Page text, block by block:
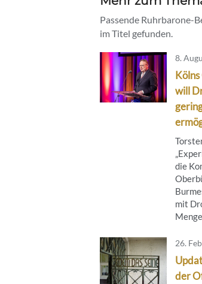
Passende Ruhrbarone-
im Titel gefunden.
8.
will
die
mit
26.
der